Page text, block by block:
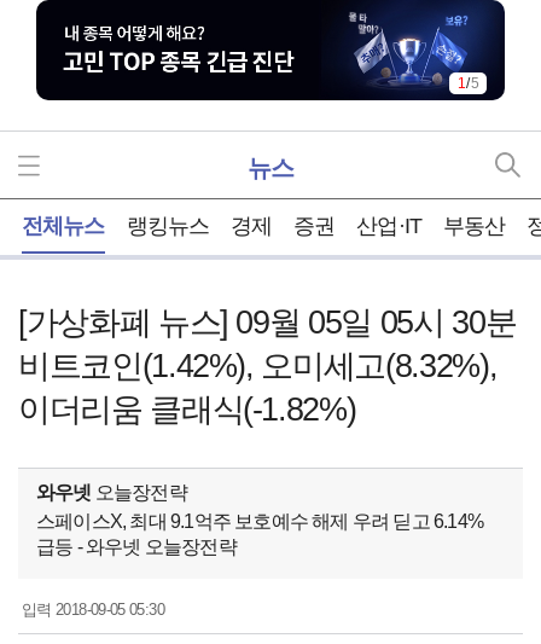
1/5
뉴스
전체뉴스 랭킹뉴스 경제 증권 산업·IT 부동산
[가상화폐 뉴스] 09월 05일 05시 30분
비트코인(1.42%), 오미세고(8.32%),
이더리움 클래식(-1.82%)
와우넷 오늘장전략
스페이스X, 최대 9.1억주 보호예수 해제 우려 딛고 6.14%
급등 - 와우넷 오늘장전략
입력2018-09-05 05:30